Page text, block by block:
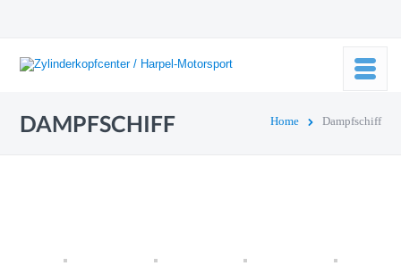
DAMPFSCHIFF Home Dampfschiff